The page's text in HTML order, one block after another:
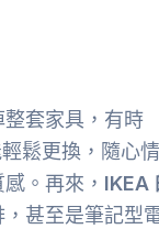
套家具，有時
輕鬆更換，隨心情
。再來， IKEA
甚至是筆記型